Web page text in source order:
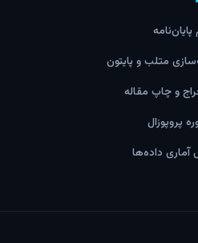
پایان‌نامه
متلب و پایتون
و چاپ مقاله
پروپوزال
آماری داده‌ها